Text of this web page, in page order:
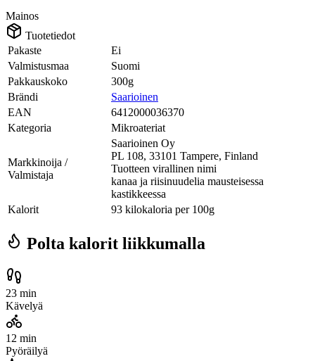
Mainos
Tuotetiedot
Pakaste
Ei
Valmistusmaa
Suomi
Pakkauskoko
300g
Brändi
Saarioinen
EAN
6412000036370
Kategoria
Mikroateriat
Markkinoija /
Valmistaja
Saarioinen Oy
PL 108, 33101 Tampere, Finland
Tuotteen virallinen nimi
kanaa ja riisinuudelia mausteisessa
kastikkeessa
Kalorit
93 kilokaloria per 100g
Polta kalorit liikkumalla
23 min
Kävelyä
12 min
Pyöräilyä